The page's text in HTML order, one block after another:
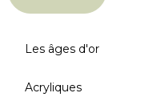
Les âges d'or
Acryliques